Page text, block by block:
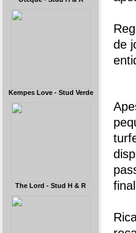
Kempes Love - Stud Verde
The Lord - Stud H & R
de